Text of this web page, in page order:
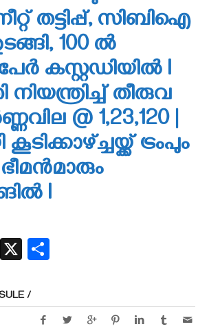
തട്ടിപ്പ്, സിബിഐ
100 ൽ
കസ്റ്റഡിയിൽ I
നിയന്ത്രിച്ച് തീരുവ
@ 1,23,120 |
ട്രംപും
l
WhatsApp
X
/